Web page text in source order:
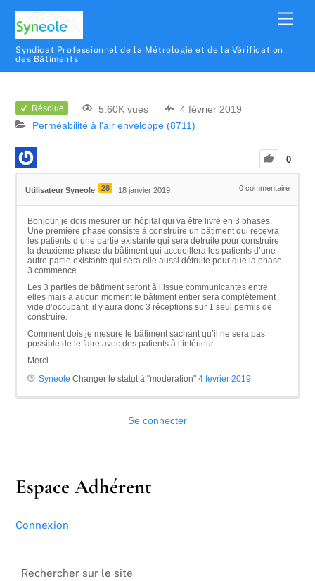
Syndicat Professionnel de la Métrologie et de la Vérification
des Bâtiments
Résolue 5.60K vues
4 février 2019
Perméabilité à l'air enveloppe (8711)
0
Utilisateur Syneole 28 18 janvier 2019 0commentaire
Bonjour, je dois mesurer un hôpital qui va être livré en 3 phases.
Une première phase consiste à construire un bâtiment qui recevra
les patients d’une partie existante qui sera détruite pour construire
la deuxième phase du bâtiment qui accueillera les patients d’une
autre partie existante qui sera elle aussi détruite pour que la phase
3 commence.
Les 3 parties de bâtiment seront à l’issue communicantes entre
elles mais a aucun moment le bâtiment entier sera complètement
vide d’occupant, il y aura donc 3 réceptions sur 1 seul permis de
construire.
Comment dois je mesure le bâtiment sachant qu’il ne sera pas
possible de le faire avec des patients à l’intérieur.
Merci
Synéole Changer le statut à "modération"4 février 2019
Se connecter
Espace Adhérent
Connexion
Rechercher sur le site